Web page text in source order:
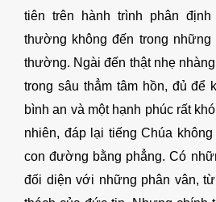
tiên trên hành trình phân
thường không đến trong
thường. Ngài đến thật nhẹ
trong sâu thẳm tâm hồn, đủ để
bình an và một hạnh phúc rất
nhiên, đáp lại tiếng Chúa
con đường bằng phẳng. Có
đối diện với những phân vân,